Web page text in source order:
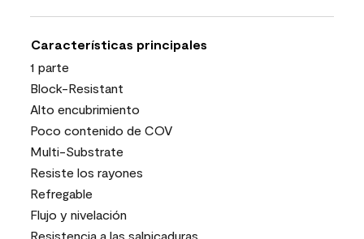
Características principales
1 parte
Block-Resistant
Alto encubrimiento
Poco contenido de COV
Multi-Substrate
Resiste los rayones
Refregable
Flujo y nivelación
Resistencia a las salpicaduras